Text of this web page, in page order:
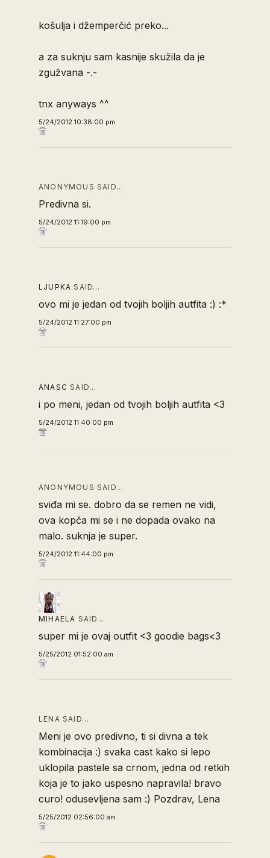
košulja i džemperčić preko...
a za suknju sam kasnije skužila da je
zgužvana -.-
tnx anyways ^^
5/24/2012 10:38:00 pm
ANONYMOUS SAID…
Predivna si.
5/24/2012 11:19:00 pm
LJUPKA SAID…
ovo mi je jedan od tvojih boljih autfita :) :*
5/24/2012 11:27:00 pm
ANASC SAID…
i po meni, jedan od tvojih boljih autfita <3
5/24/2012 11:40:00 pm
ANONYMOUS SAID…
sviđa mi se. dobro da se remen ne vidi,
ova kopča mi se i ne dopada ovako na
malo. suknja je super.
5/24/2012 11:44:00 pm
MIHAELA SAID…
super mi je ovaj outfit <3 goodie bags<3
5/25/2012 01:52:00 am
LENA SAID…
Meni je ovo predivno, ti si divna a tek
kombinacija :) svaka cast kako si lepo
uklopila pastele sa crnom, jedna od retkih
koja je to jako uspesno napravila! bravo
curo! odusevljena sam :) Pozdrav, Lena
5/25/2012 02:56:00 am